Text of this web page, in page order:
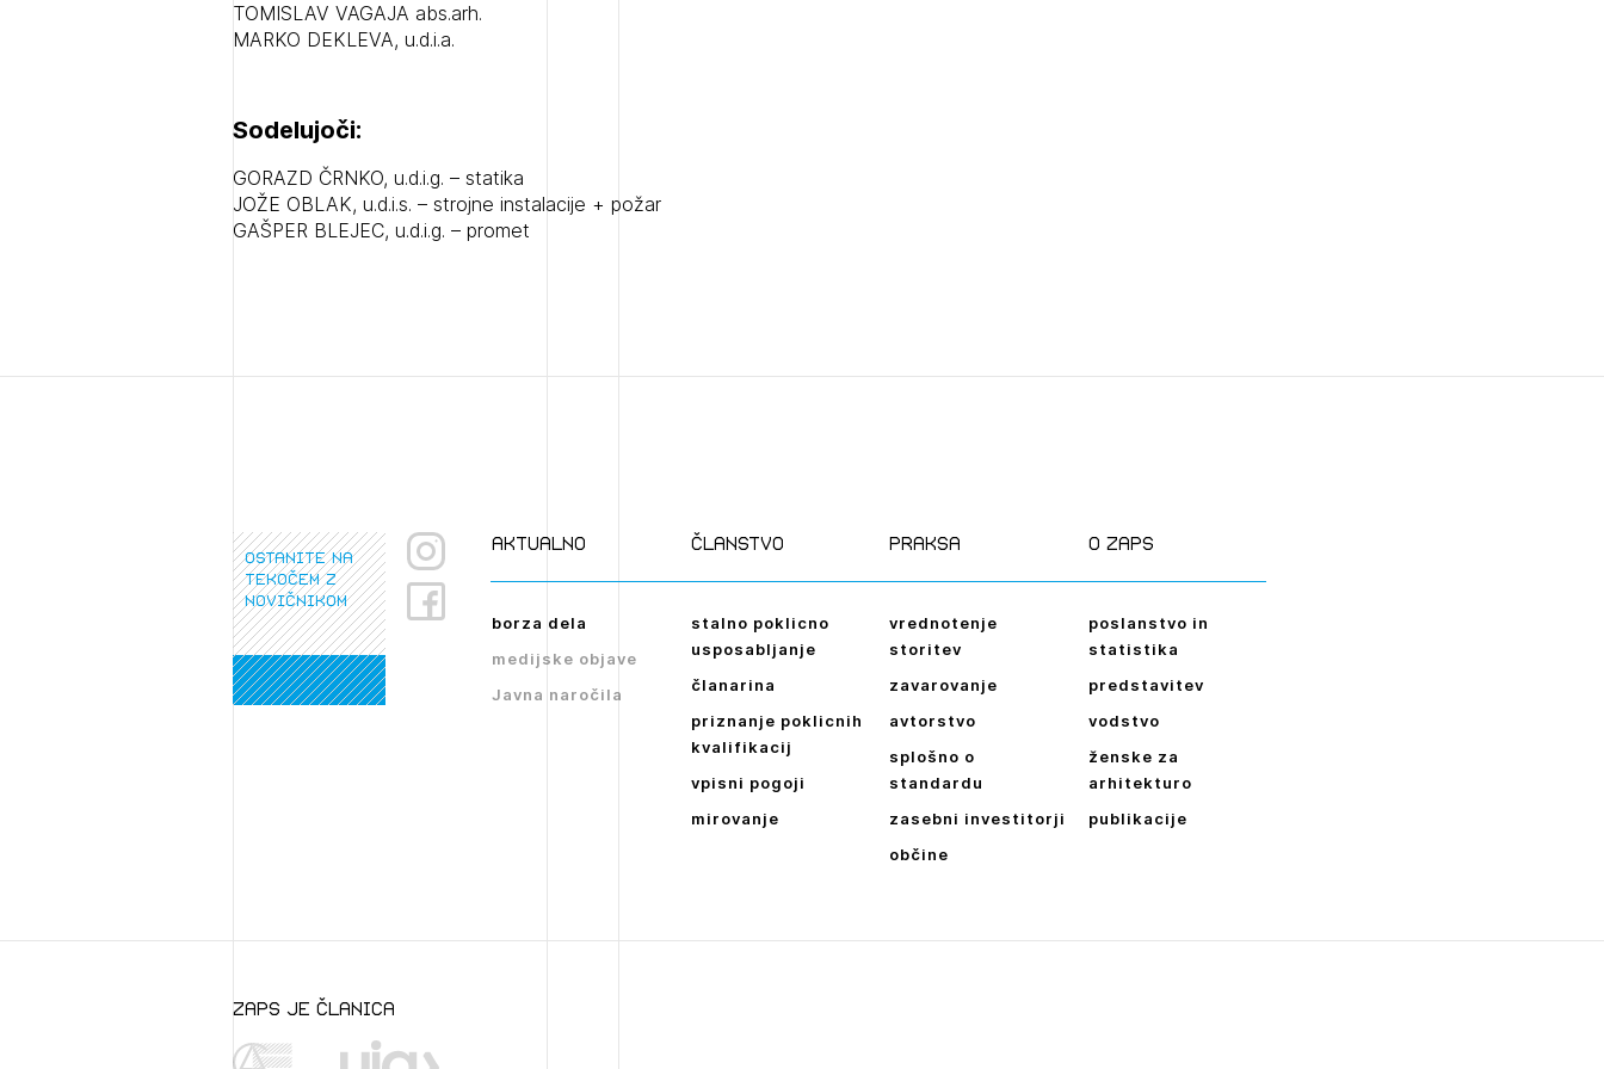
TOMISLAV VAGAJA abs.arh.
MARKO DEKLEVA, u.d.i.a.
Sodelujoči:
GORAZD ČRNKO, u.d.i.g. – statika
JOŽE OBLAK, u.d.i.s. – strojne instalacije + požar
GAŠPER BLEJEC, u.d.i.g. – promet
ostanite na
tekočem z
novičnikom
aktualno
borza dela
medijske objave
Javna naročila
članstvo
stalno poklicno
usposabljanje
članarina
priznanje poklicnih
kvalifikacij
vpisni pogoji
mirovanje
praksa
vrednotenje
storitev
zavarovanje
avtorstvo
splošno o
standardu
zasebni investitorji
občine
O zaps
poslanstvo in
statistika
predstavitev
vodstvo
ženske za
arhitekturo
publikacije
zaps je članica